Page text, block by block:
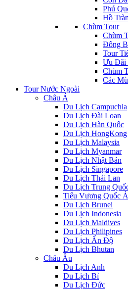
Phú
Hồ
Chùm Tour
Chùm
Đông
Tour
Ưu Đãi
Chùm
Các
Tour Nước Ngoài
Châu Á
Du Lịch Campuchia
Du Lịch Đài Loan
Du Lịch Hàn Quốc
Du Lịch HongKong
Du Lịch Malaysia
Du Lịch Myanmar
Du Lịch Nhật Bản
Du Lịch Singapore
Du Lịch Thái Lan
Du Lịch Trung
Tiểu Vương Quốc
Du Lịch Brunei
Du Lịch Indonesia
Du Lịch Maldives
Du Lịch Philipines
Du Lịch Ấn Độ
Du Lịch Bhutan
Châu Âu
Du Lịch Anh
Du Lịch Bỉ
Du Lịch Đức